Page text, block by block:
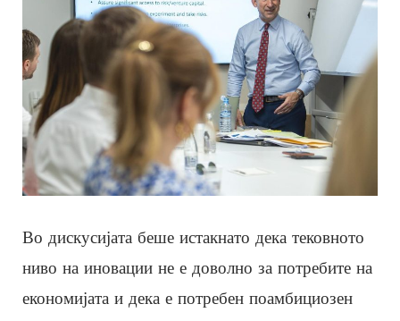
Во дискусијата беше истакнато дека тековното
ниво на иновации не е доволно за потребите на
економијата и дека е потребен поамбициозен